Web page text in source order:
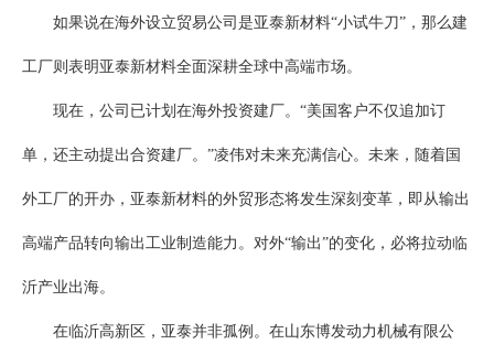
如果说在海外设立贸易公司是亚泰新材料“小试牛刀”，那么建
工厂则表明亚泰新材料全面深耕全球中高端市场。
现在，公司已计划在海外投资建厂。“美国客户不仅追加订
单，还主动提出合资建厂。”凌伟对未来充满信心。未来，随着国
外工厂的开办，亚泰新材料的外贸形态将发生深刻变革，即从输出
高端产品转向输出工业制造能力。对外“输出”的变化，必将拉动临
沂产业出海。
在临沂高新区，亚泰并非孤例。在山东博发动力机械有限公